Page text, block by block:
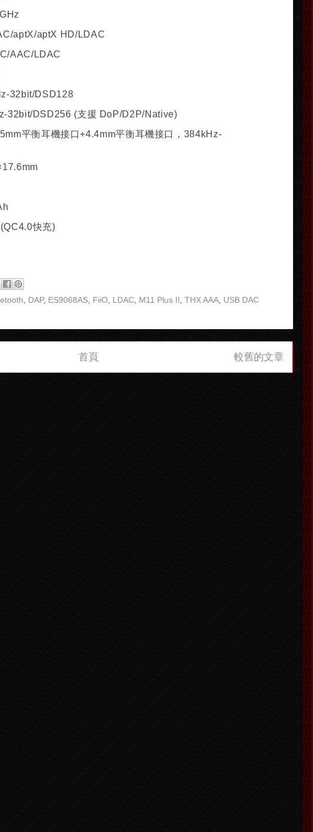
aptX/aptX HD/LDAC
AAC/LDAC
32bit/DSD128
32bit/DSD256 (支援 DoP/D2P/Native)
平衡耳機接口+4.4mm平衡耳機接口，384kHz-
快充)
DAP, ES9068AS FiiO LDAC M11 Plus II THX AAA USB DAC
較舊的文章
首頁